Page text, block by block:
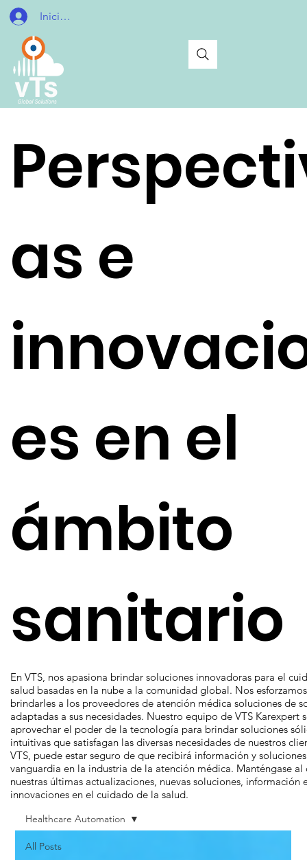
Iniciar sesión
All Posts
Healthcare Automation
as e
es en el
ámbito
sanitario
En VTS, nos apasiona brindar soluciones innovadoras para el
salud basadas en la nube a la comunidad global. Nos
brindarles a los proveedores de atención médica soluciones de
adaptadas a sus necesidades. Nuestro equipo de VTS Karexpert
aprovechar el poder de la tecnología para brindar soluciones
intuitivas que satisfagan las diversas necesidades de nuestros
VTS, puede estar seguro de que recibirá información y
vanguardia en la industria de la atención médica. Manténgase al
nuestras últimas actualizaciones, nuevas soluciones, información
innovaciones en el cuidado de la salud.